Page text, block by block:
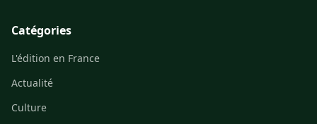
Catégories
L'édition en France
Actualité
Culture